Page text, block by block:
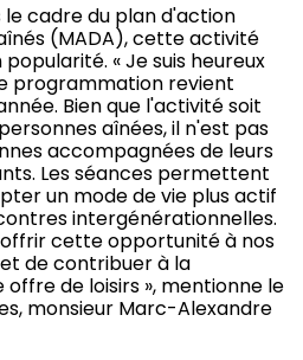
le cadre du plan d'action
(MADA), cette activité
« Je suis heureux
programmation revient
Bien que l'activité soit
aînées, il n'est pas
accompagnées de leurs
Les séances permettent
un mode de vie plus actif
intergénérationnelles.
cette opportunité à nos
de contribuer à la
de loisirs », mentionne le
monsieur Marc-Alexandre